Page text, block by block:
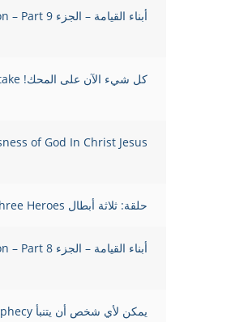
أبناء القيامة – الجزء Sons of the Resurrection – Part 9
كل شيء الآن على المحك! Everything Now Is at Stake!
of God In Christ Jesus!
حلقة: ثلاثة أبطال Episode: Three Heroes
أبناء القيامة – الجزء Sons of the Resurrection – Part 8
يمكن لأي شخص أن يتنبأ Anyone Can Prophecy